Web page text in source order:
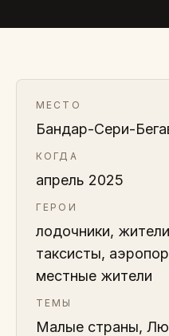
МЕСТО
Бандар-Сери-
КОГДА
апрель 2025
ГЕРОИ
лодочники,
таксисты,
местные жители
ТЕМЫ
Малые страны,